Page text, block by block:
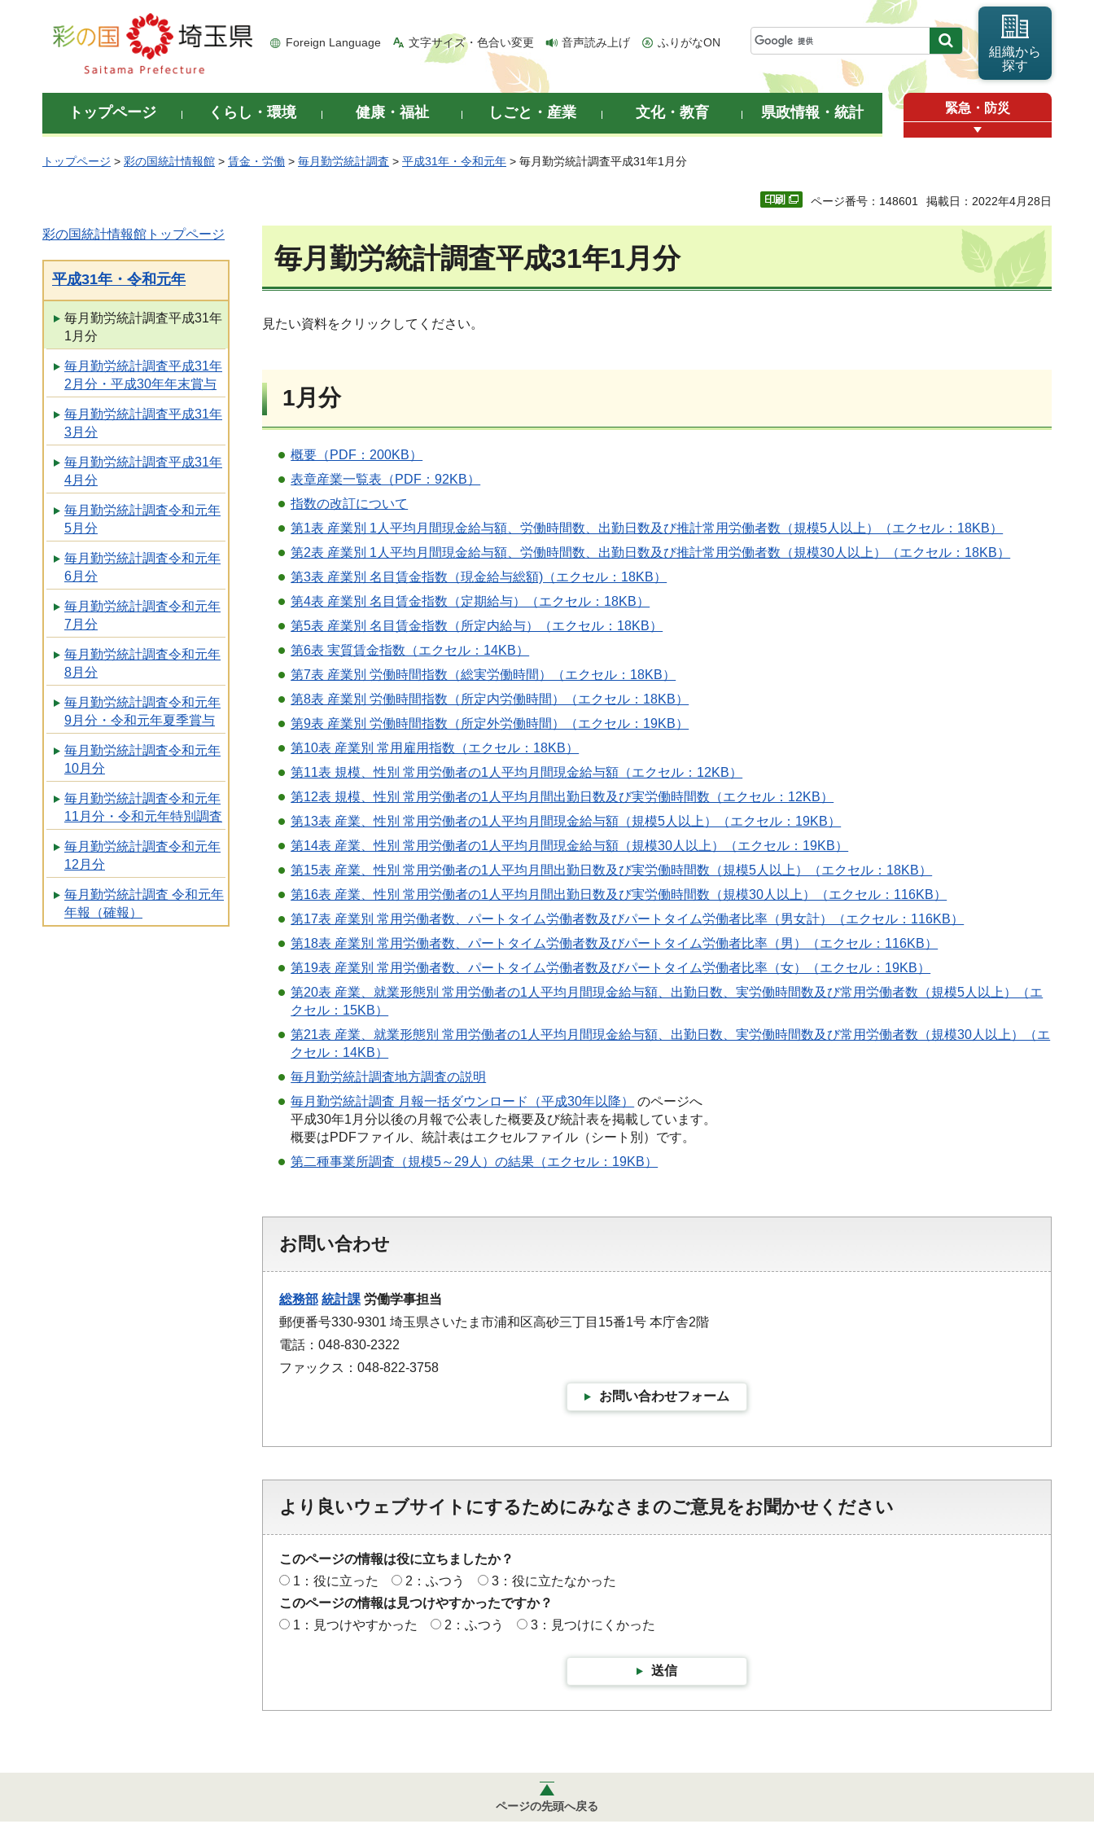
彩の国 埼玉県
Foreign Language 文字サイズ・色合い変更 音声読み上げ ふりがなON
組織から
探す
トップページ くらし・環境 健康・福祉 しごと・産業 文化・教育 県政情報・統計 緊急・防災
トップページ > 彩の国統計情報館 > 賃金・労働 > 毎月勤労統計調査 > 平成31年・令和元年 > 毎月勤労統計調査平成31年1月分
ページ番号：148601 掲載日：2022年4月28日
彩の国統計情報館トップページ
平成31年・令和元年
毎月勤労統計調査平成31年
1月分
毎月勤労統計調査平成31年
2月分・平成30年年末賞与
毎月勤労統計調査平成31年
3月分
毎月勤労統計調査平成31年
4月分
毎月勤労統計調査令和元年
5月分
毎月勤労統計調査令和元年
6月分
毎月勤労統計調査令和元年
7月分
毎月勤労統計調査令和元年
8月分
毎月勤労統計調査令和元年
9月分・令和元年夏季賞与
毎月勤労統計調査令和元年
10月分
毎月勤労統計調査令和元年
11月分・令和元年特別調査
毎月勤労統計調査令和元年
12月分
毎月勤労統計調査 令和元年
年報（確報）
毎月勤労統計調査平成31年1月分
見たい資料をクリックしてください。
1月分
概要（PDF：200KB）
表章産業一覧表（PDF：92KB）
指数の改訂について
第1表 産業別 1人平均月間現金給与額、労働時間数、出勤日数及び推計常用労働者数（規模5人以上）（エクセル：18KB）
第2表 産業別 1人平均月間現金給与額、労働時間数、出勤日数及び推計常用労働者数（規模30人以上）（エクセル：18KB）
第3表 産業別 名目賃金指数（現金給与総額)（エクセル：18KB）
第4表 産業別 名目賃金指数（定期給与）（エクセル：18KB）
第5表 産業別 名目賃金指数（所定内給与）（エクセル：18KB）
第6表 実質賃金指数（エクセル：14KB）
第7表 産業別 労働時間指数（総実労働時間）（エクセル：18KB）
第8表 産業別 労働時間指数（所定内労働時間）（エクセル：18KB）
第9表 産業別 労働時間指数（所定外労働時間）（エクセル：19KB）
第10表 産業別 常用雇用指数（エクセル：18KB）
第11表 規模、性別 常用労働者の1人平均月間現金給与額（エクセル：12KB）
第12表 規模、性別 常用労働者の1人平均月間出勤日数及び実労働時間数（エクセル：12KB）
第13表 産業、性別 常用労働者の1人平均月間現金給与額（規模5人以上）（エクセル：19KB）
第14表 産業、性別 常用労働者の1人平均月間現金給与額（規模30人以上）（エクセル：19KB）
第15表 産業、性別 常用労働者の1人平均月間出勤日数及び実労働時間数（規模5人以上）（エクセル：18KB）
第16表 産業、性別 常用労働者の1人平均月間出勤日数及び実労働時間数（規模30人以上）（エクセル：116KB）
第17表 産業別 常用労働者数、パートタイム労働者数及びパートタイム労働者比率（男女計）（エクセル：116KB）
第18表 産業別 常用労働者数、パートタイム労働者数及びパートタイム労働者比率（男）（エクセル：116KB）
第19表 産業別 常用労働者数、パートタイム労働者数及びパートタイム労働者比率（女）（エクセル：19KB）
第20表 産業、就業形態別 常用労働者の1人平均月間現金給与額、出勤日数、実労働時間数及び常用労働者数（規模5人以上）（エ
クセル：15KB）
第21表 産業、就業形態別 常用労働者の1人平均月間現金給与額、出勤日数、実労働時間数及び常用労働者数（規模30人以上）（エ
クセル：14KB）
毎月勤労統計調査地方調査の説明
毎月勤労統計調査 月報一括ダウンロード（平成30年以降）
のページへ
平成30年1月分以後の月報で公表した概要及び統計表を掲載しています。
概要はPDFファイル、統計表はエクセルファイル（シート別）です。
第二種事業所調査（規模5～29人）の結果（エクセル：19KB）
お問い合わせ
総務部 統計課 労働学事担当
郵便番号330-9301 埼玉県さいたま市浦和区高砂三丁目15番1号 本庁舎2階
電話：048-830-2322
ファックス：048-822-3758
お問い合わせフォーム
より良いウェブサイトにするためにみなさまのご意見をお聞かせください
このページの情報は役に立ちましたか？
1：役に立った
2：ふつう
3：役に立たなかった
このページの情報は見つけやすかったですか？
1：見つけやすかった
2：ふつう 3：見つけにくかった
送信
ページの先頭へ戻る